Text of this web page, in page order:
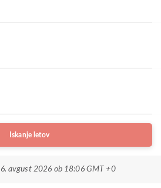
Iskanje letov
6. avgust 2026 ob 18:06 GMT +0